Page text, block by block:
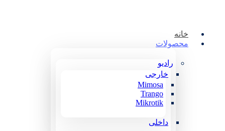
خانه
محصولات
رادیو
خارجی
Mimosa
Trango
Mikrotik
داخلی